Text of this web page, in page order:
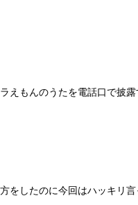
えもんのうたを電話口で披露
をしたのに今回はハッキリ